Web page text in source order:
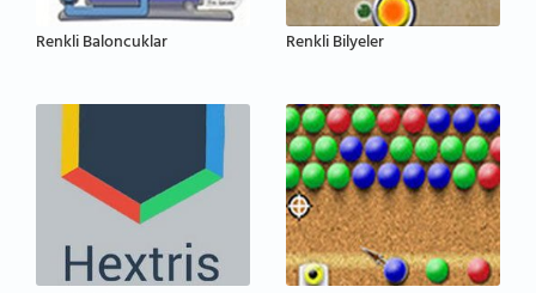
Renkli Baloncuklar Renkli Bilyeler